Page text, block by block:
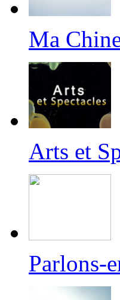
Ma
Arts et
Parlons-